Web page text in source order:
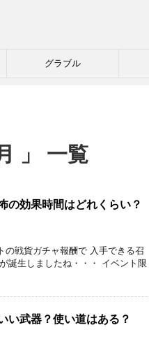
グラブル
」 一覧
の効果時間はどれくらい？
の戦貨ガチャ報酬で 入手できる召
誕生しましたね・・・ イベント限
い武器？使い道はある？